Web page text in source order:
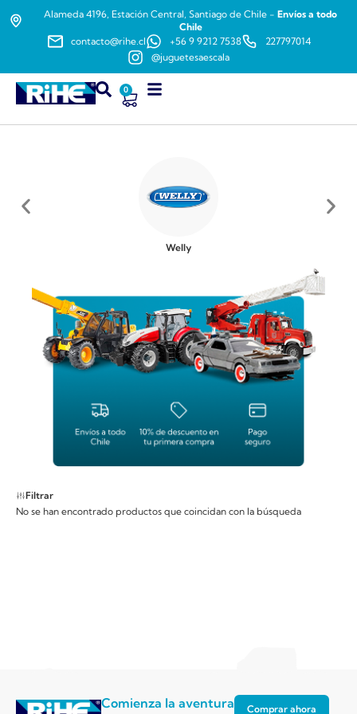
Alameda 4196, Estación Central, Santiago de Chile - Envíos a todo
Chile
contacto@rihe.cl
+56 9 9212 7538
227797014
@juguetesaescala
0
Welly
Filtrar
No se han encontrado productos que coincidan con la búsqueda
Comienza la aventura Comprar ahora